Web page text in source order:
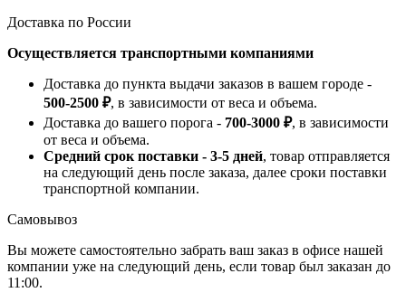
Доставка по России
Осуществляется транспортными компаниями
Доставка до пункта выдачи заказов в вашем городе -
500-2500 ₽, в зависимости от веса и объема.
Доставка до вашего порога - 700-3000 ₽, в зависимости
от веса и объема.
Средний срок поставки - 3-5 дней, товар отправляется
на следующий день после заказа, далее сроки поставки
транспортной компании.
Самовывоз
Вы можете самостоятельно забрать ваш заказ в офисе нашей
компании уже на следующий день, если товар был заказан до
11:00.